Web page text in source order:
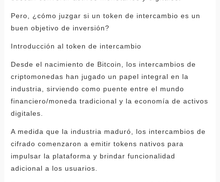
Pero, ¿cómo juzgar si un token de intercambio es un
buen objetivo de inversión?
Introducción al token de intercambio
Desde el nacimiento de Bitcoin, los intercambios de
criptomonedas han jugado un papel integral en la
industria, sirviendo como puente entre el mundo
financiero/moneda tradicional y la economía de activos
digitales.
A medida que la industria maduró, los intercambios de
cifrado comenzaron a emitir tokens nativos para
impulsar la plataforma y brindar funcionalidad
adicional a los usuarios.